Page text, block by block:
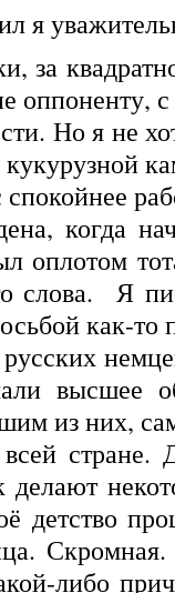
я
за
оппоненту,
Но я не
кукурузной
когда
оплотом
слова. Я
как-
русских
высшее
из них,
стране.
делают
детство
либо